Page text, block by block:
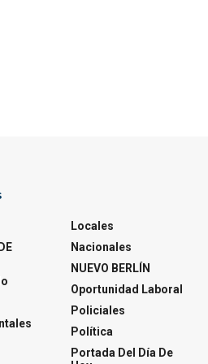
Locales
Nacionales
NUEVO BERLÍN
Oportunidad Laboral
Policiales
Política
Portada Del Día De